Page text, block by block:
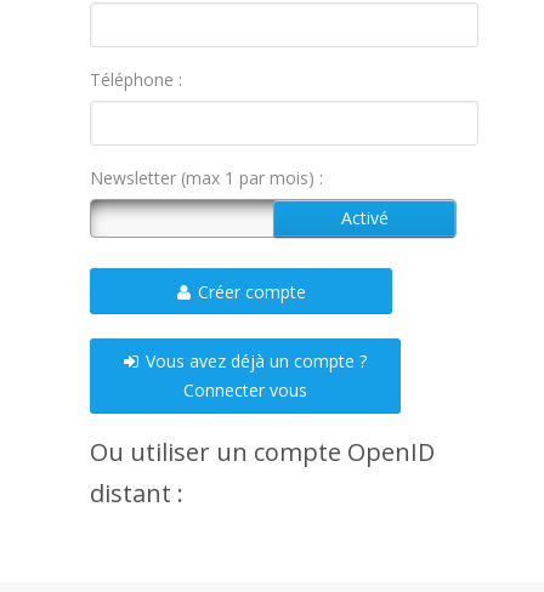
Téléphone :
Newsletter (max 1 par mois) :
Créer compte
Vous avez déjà un compte ?
Connecter vous
Ou utiliser un compte OpenID
distant :